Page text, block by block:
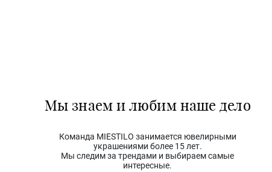
Мы знаем и любим наше дело
Команда MIESTILO занимается ювелирными
украшениями более 15 лет.
Мы следим за трендами и выбираем самые
интересные.